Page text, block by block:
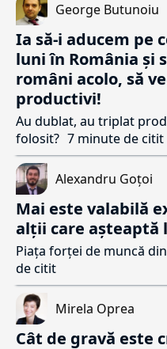
George Butunoiu
Ia să-i aducem pe
luni în România și
români acolo, să
productivi!
Au dublat, au triplat
folosit? 7 minute de citit
Alexandru Goțoi
Mai este valabilă
alții care așteaptă
Piața forței de muncă
de citit
Mirela Oprea
Cât de gravă este